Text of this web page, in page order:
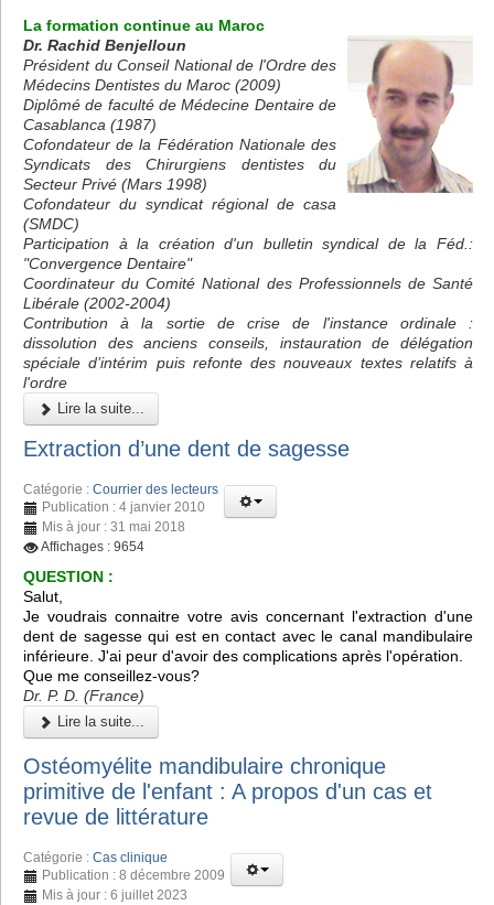
La formation continue au Maroc
Dr. Rachid Benjelloun
Président du Conseil National de l'Ordre des
Médecins Dentistes du Maroc (2009)
Diplômé de faculté de Médecine Dentaire de
Casablanca (1987)
Cofondateur de la Fédération Nationale des
Syndicats des Chirurgiens dentistes du
Secteur Privé (Mars 1998)
Cofondateur du syndicat régional de casa
(SMDC)
Participation à la création d'un bulletin syndical de la Féd.:
"Convergence Dentaire"
Coordinateur du Comité National des Professionnels de Santé
Libérale (2002-2004)
Contribution à la sortie de crise de l'instance ordinale :
dissolution des anciens conseils, instauration de délégation
spéciale d’intérim puis refonte des nouveaux textes relatifs à
l'ordre
Lire la suite...
Extraction d’une dent de sagesse
Catégorie : Courrier des lecteurs
Publication : 4 janvier 2010
Mis à jour : 31 mai 2018
Affichages : 9654
QUESTION :
Salut,
Je voudrais connaitre votre avis concernant l'extraction d'une
dent de sagesse qui est en contact avec le canal mandibulaire
inférieure. J'ai peur d'avoir des complications après l'opération.
Que me conseillez-vous?
Dr. P. D. (France)
Lire la suite...
Ostéomyélite mandibulaire chronique
primitive de l'enfant : A propos d'un cas et
revue de littérature
Catégorie : Cas clinique
Publication : 8 décembre 2009
Mis à jour : 6 juillet 2023